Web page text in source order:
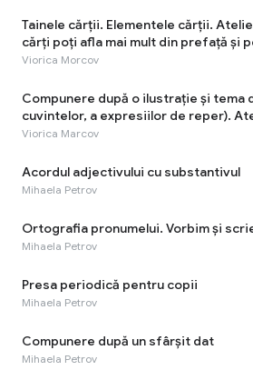
Tainele cărţii. Elementele cărţii.
cărți poți afla mai mult din prefață și
Viorica Morcov
Compunere după o ilustrație și tema
cuvintelor, a expresiilor de reper).
Munca - cea mai rodnică odihnă!
Viorica Marcov
Acordul adjectivului cu substantivul
Mihaela Petrov
Ortografia pronumelui. Vorbim și
Mihaela Petrov
Presa periodică pentru copii
Mihaela Petrov
Compunere după un sfârșit dat
Mihaela Petrov